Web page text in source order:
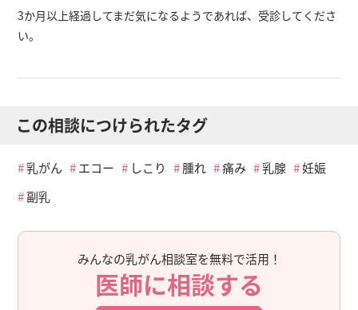
3か月以上経過してまだ気になるようであれば、受診してくださ
い。
この相談につけられたタグ
乳がん エコー しこり 腫れ 痛み 乳腺
妊娠
副乳
みんなの乳がん相談室を無料で活用！
医師に相談する